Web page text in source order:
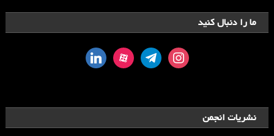
ما را دنبال کنید
instagram
telegram
aparat
linkedin
نشریات انجمن